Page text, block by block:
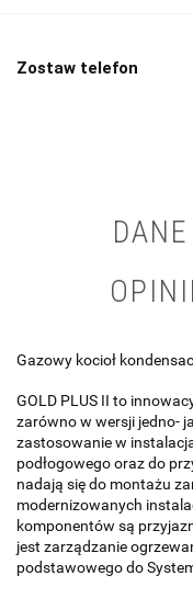
Zostaw telefon
Gazowy kocioł
GOLD PLUS II to
zarówno w wersji jedno-
zastosowanie w
podłogowego oraz do
nadają się do montażu
modernizowanych
komponentów są
jest zarządzanie
podstawowego do